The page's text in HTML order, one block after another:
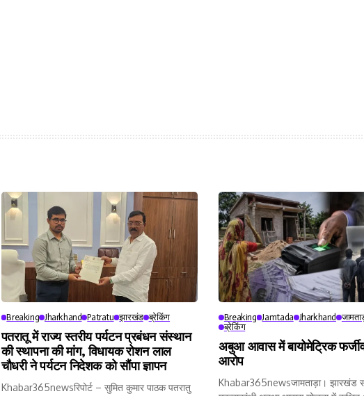
Breaking Jharkhand Patratu झारखंड ब्रेकिंग
पतरातू में राज्य स्तरीय पर्यटन प्रबंधन संस्थान
की स्थापना की मांग, विधायक रोशन लाल
चौधरी ने पर्यटन निदेशक को सौंपा ज्ञापन
Khabar365newsरिपोर्ट – सुमित कुमार पाठक पतरातु
Breaking Jamtada Jharkhand
ब्रेकिंग
अबुआ आवास में बायोमेट्रिक
आरोप
Khabar365newsजामताड़ा। झारखंड